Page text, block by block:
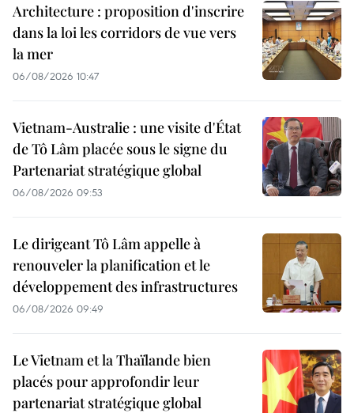
Architecture : proposition d'inscrire
dans la loi les corridors de vue vers
la mer
06/08/2026 10:47
Vietnam-Australie : une visite d'État
de Tô Lâm placée sous le signe du
Partenariat stratégique global
06/08/2026 09:53
Le dirigeant Tô Lâm appelle à
renouveler la planification et le
développement des infrastructures
06/08/2026 09:49
Le Vietnam et la Thaïlande bien
placés pour approfondir leur
partenariat stratégique global